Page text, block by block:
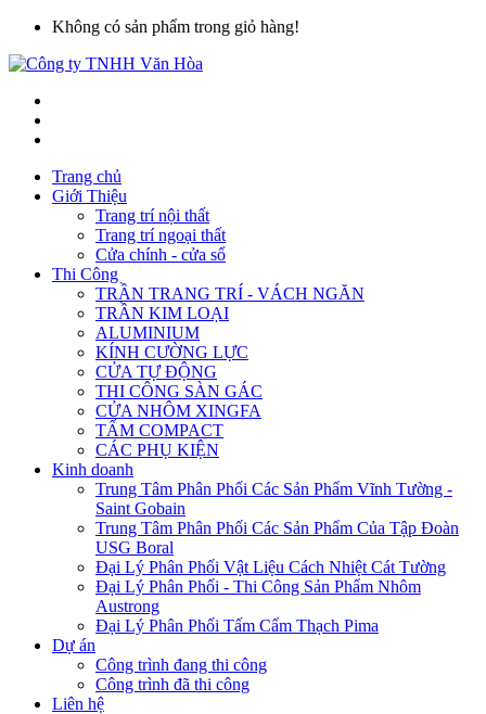
Không có sản phẩm trong giỏ hàng!
Trang chủ
Giới Thiệu
Trang trí nội thất
Trang trí ngoại thất
Cửa chính - cửa sổ
Thi Công
TRẦN TRANG TRÍ - VÁCH NGĂN
TRẦN KIM LOẠI
ALUMINIUM
KÍNH CƯỜNG LỰC
CỬA TỰ ĐỘNG
THI CÔNG SÀN GÁC
CỬA NHÔM XINGFA
TẤM COMPACT
CÁC PHỤ KIỆN
Kinh doanh
Trung Tâm Phân Phối Các Sản Phẩm Vĩnh Tường -
Saint Gobain
Trung Tâm Phân Phối Các Sản Phẩm Của Tập Đoàn
USG Boral
Đại Lý Phân Phối Vật Liệu Cách Nhiệt Cát Tường
Đại Lý Phân Phối - Thi Công Sản Phẩm Nhôm
Austrong
Đại Lý Phân Phối Tấm Cẩm Thạch Pima
Dự án
Công trình đang thi công
Công trình đã thi công
Liên hệ